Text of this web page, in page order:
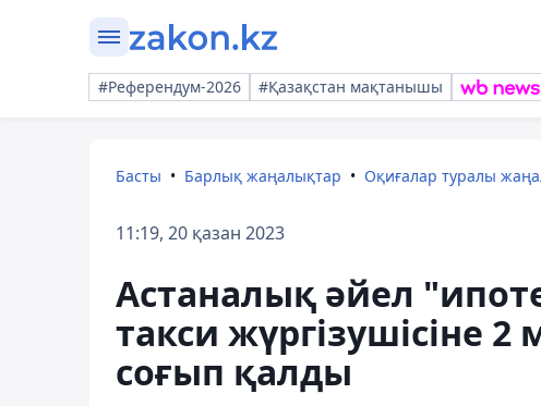
#Референдум-2026 #Қазақстан мақтанышы
Басты Барлық жаңалықтар Оқиғалар туралы
11:19, 20 қазан 2023
Астаналық әйел
такси жүргізушісіне 2
соғып қалды